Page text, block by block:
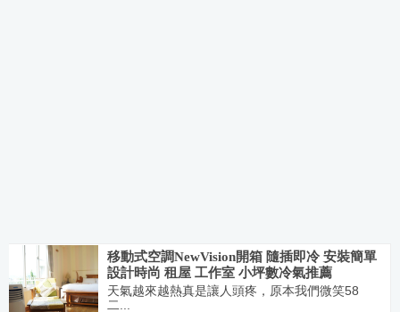
移動式空調NewVision開箱 隨插即冷 安裝簡單
設計時尚 租屋 工作室 小坪數冷氣推薦
天氣越來越熱真是讓人頭疼，原本我們微笑58
二...